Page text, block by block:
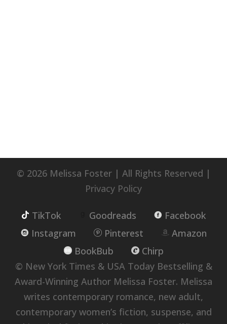
© 2026 Melissa Foster | All Rights Reserved |
Privacy Policy
TikTok Goodreads
Facebook
Instagram
Pinterest
Amazon
BookBub
Chirp
© New York Times & USA Today Bestselling &
Award-Winning Author Melissa Foster. Melissa
writes contemporary romance, new adult,
contemporary women’s fiction, suspense, and